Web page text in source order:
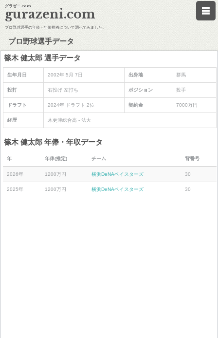
グラゼニ.com
gurazeni.com
プロ野球選手の年俸・年俸推移について調べてみました。
プロ野球選手データ
篠木 健太郎 選手データ
生年月日 2002年 5月 7日 出身地 群馬
投打 右投げ 左打ち ポジション 投手
ドラフト 2024年 ドラフト 2位 契約金 7000万円
経歴 木更津総合高 - 法大
篠木 健太郎 年俸・年収データ
年 年俸(推定) チーム 背番号
2026年 1200万円 横浜DeNAベイスターズ 30
2025年 1200万円 横浜DeNAベイスターズ 30